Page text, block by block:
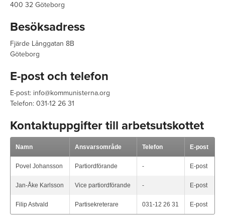
400 32 Göteborg
Besöksadress
Fjärde Långgatan 8B
Göteborg
E-post och telefon
E-post: info@kommunisterna.org
Telefon: 031-12 26 31
Kontaktuppgifter till arbetsutskottet
Namn Ansvarsområde Telefon E-post
Povel Johansson Partiordförande - E-post
Jan-Åke Karlsson Vice partiordförande - E-post
Filip Astvald Partisekreterare 031-12 26 31 E-post